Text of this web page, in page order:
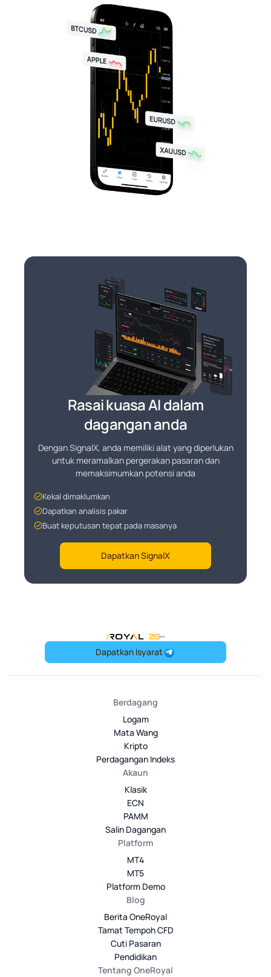
Rasai kuasa AI dalam
dagangan anda
Dengan SignalX, anda memiliki alat yang diperlukan
untuk meramalkan pergerakan pasaran dan
memaksimumkan potensi anda
Kekal dimaklumkan
Dapatkan analisis pakar
Buat keputusan tepat pada masanya
Dapatkan SignalX
OneRoyal Home
Dapatkan Isyarat
Berdagang
Logam
Mata Wang
Kripto
Perdagangan Indeks
Akaun
Klasik
ECN
PAMM
Salin Dagangan
Platform
MT4
MT5
Platform Demo
Blog
Berita OneRoyal
Tamat Tempoh CFD
Cuti Pasaran
Pendidikan
Tentang OneRoyal